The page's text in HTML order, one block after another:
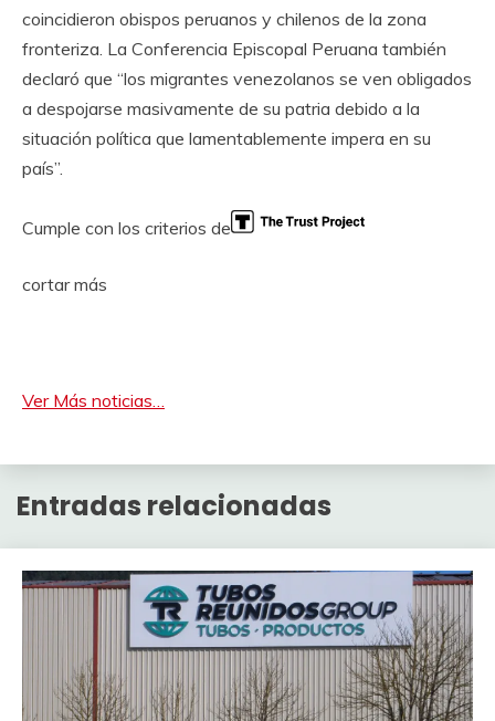
coincidieron obispos peruanos y chilenos de la zona
fronteriza. La Conferencia Episcopal Peruana también
declaró que “los migrantes venezolanos se ven obligados
a despojarse masivamente de su patria debido a la
situación política que lamentablemente impera en su
país”.
Cumple con los criterios de
cortar más
Ver Más noticias…
Entradas relacionadas